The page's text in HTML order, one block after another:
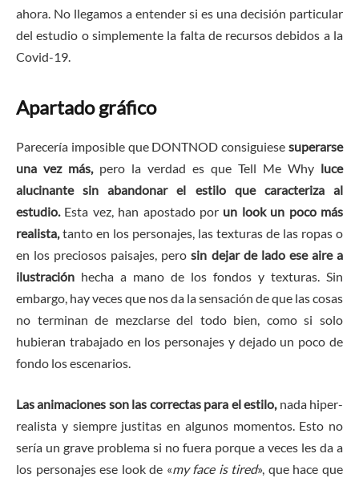
ahora. No llegamos a entender si es una decisión particular
del estudio o simplemente la falta de recursos debidos a la
Covid-19.
Apartado gráfico
Parecería imposible que DONTNOD consiguiese superarse
una vez más, pero la verdad es que Tell Me Why luce
alucinante sin abandonar el estilo que caracteriza al
estudio. Esta vez, han apostado por un look un poco más
realista, tanto en los personajes, las texturas de las ropas o
en los preciosos paisajes, perosin dejar de lado ese aire a
ilustración hecha a mano de los fondos y texturas. Sin
embargo, hay veces que nos da la sensación de que las cosas
no terminan de mezclarse del todo bien, como si solo
hubieran trabajado en los personajes y dejado un poco de
fondo los escenarios.
Las animaciones son las correctas para el estilo,nada hiper-
realista y siempre justitas en algunos momentos. Esto no
sería un grave problema si no fuera porque a veces les da a
los personajes ese look de «my face is tired», que hace que